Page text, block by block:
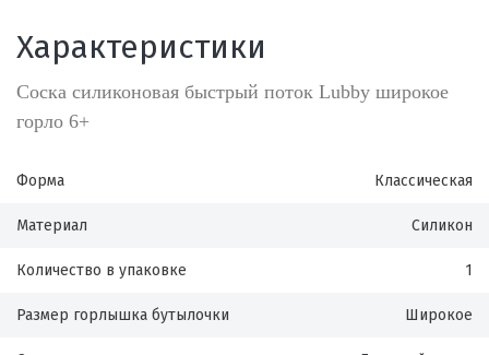
Характеристики
Соска силиконовая быстрый поток Lubby широкое
горло 6+
Форма Классическая
Материал Силикон
Количество в упаковке 1
Размер горлышка бутылочки Широкое